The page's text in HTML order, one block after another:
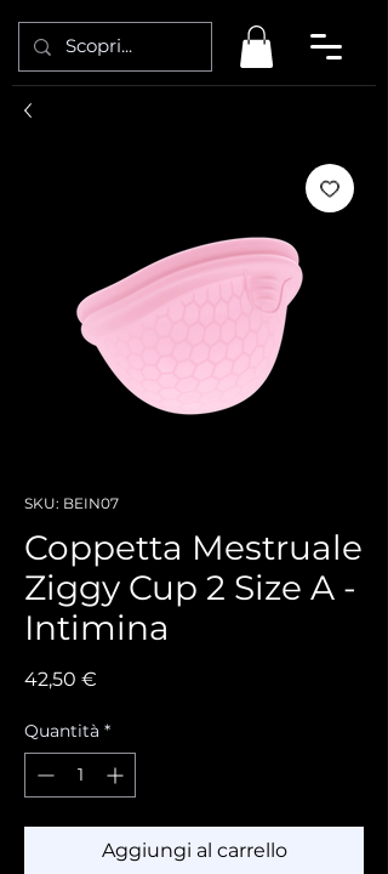
SKU: BEIN07
Coppetta Mestruale
Ziggy Cup 2 Size A -
Intimina
42,50 €
Quantità *
Aggiungi al carrello